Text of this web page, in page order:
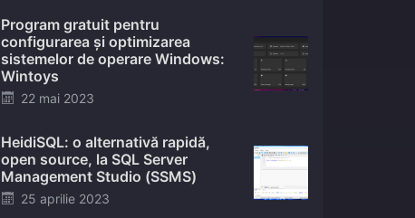
Program gratuit pentru
configurarea și optimizarea
sistemelor de operare Windows:
Wintoys
Posted
22 mai 2023
HeidiSQL: o alternativă rapidă,
open source, la SQL Server
Management Studio (SSMS)
Posted
25 aprilie 2023